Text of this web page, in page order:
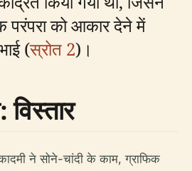
परंपरा को आकार देने में
(स्रोत 2)।
विस्तार
ने सोने-चांदी के काम, ग्राफिक